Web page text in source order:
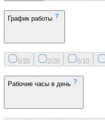
График работы
5/20 2/20 6/10
Рабочие часы в день